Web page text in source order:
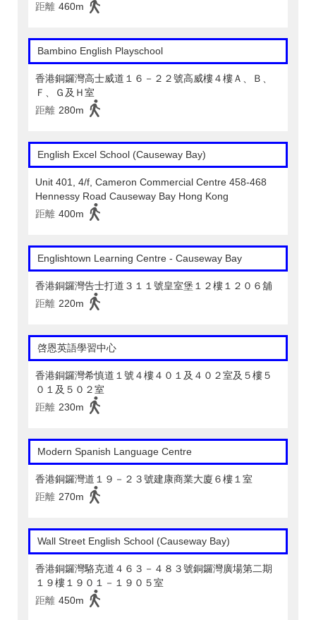
距離 460m
Bambino English Playschool
香港銅鑼灣高士威道１６－２２號高威樓４樓Ａ、Ｂ、
Ｆ、Ｇ及Ｈ室
距離 280m
English Excel School (Causeway Bay)
Unit 401, 4/f, Cameron Commercial Centre 458-468
Hennessy Road Causeway Bay Hong Kong
距離 400m
Englishtown Learning Centre‎ - Causeway Bay
香港銅鑼灣告士打道３１１號皇室堡１２樓１２０６舖
距離 220m
啓恩英語學習中心
香港銅鑼灣希慎道１號４樓４０１及４０２室及５樓５
０１及５０２室
距離 230m
Modern Spanish Language Centre
香港銅鑼灣道１９－２３號建康商業大廈６樓１室
距離 270m
Wall Street English School (Causeway Bay)
香港銅鑼灣駱克道４６３－４８３號銅鑼灣廣場第二期
１９樓１９０１－１９０５室
距離 450m